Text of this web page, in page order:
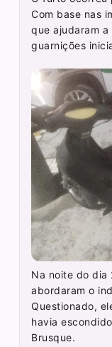
Com base nas
que ajudaram
guarnições
Na noite do dia
abordaram o
Questionado,
havia
Brusque.